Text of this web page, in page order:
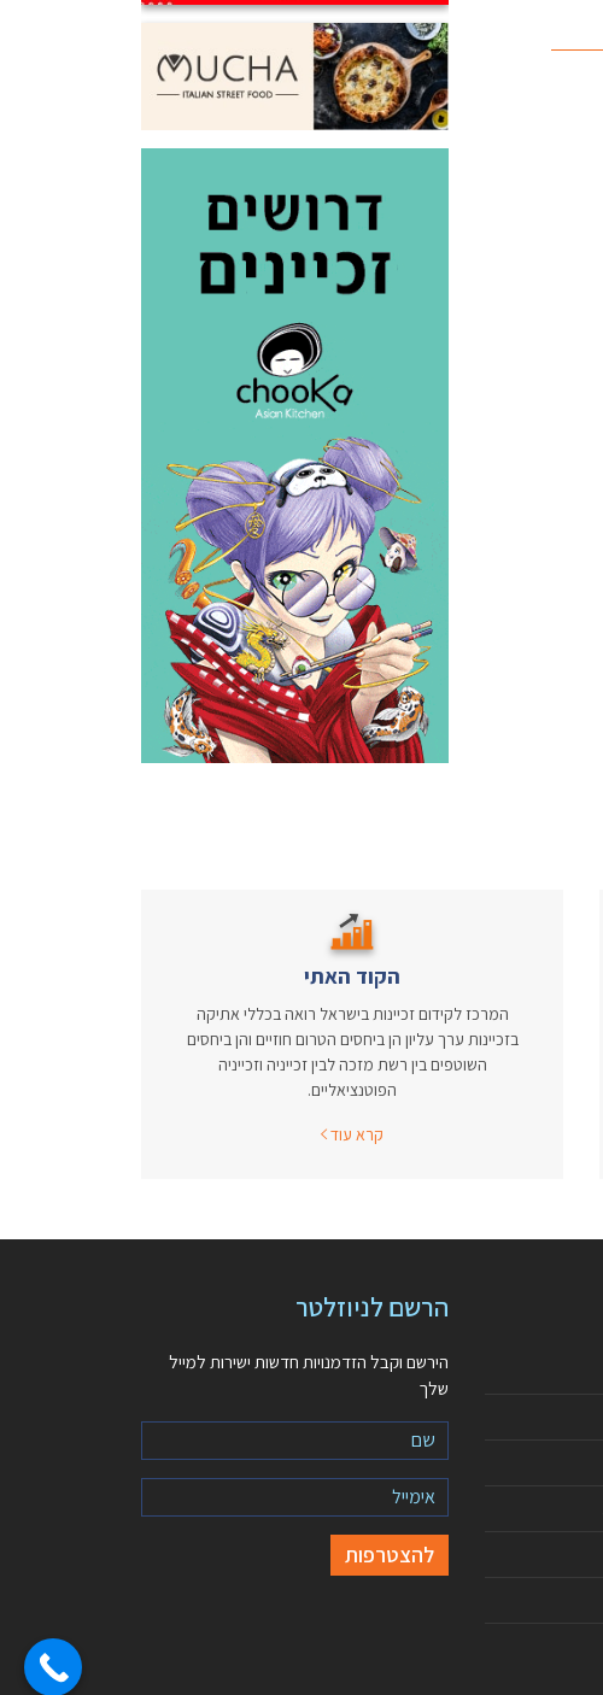
הקוד האתי
המרכז לקידום זכיינות בישראל רואה בכללי אתיקה
בזכיינות ערך עליון הן ביחסים הטרום חוזיים והן ביחסים
השוטפים בין רשת מזכה לבין זכייניה וזכייניה
הפוטנציאליים.
קרא עוד
הרשם לניוזלטר
הירשם וקבל הזדמנויות חדשות ישירות למייל
שלך